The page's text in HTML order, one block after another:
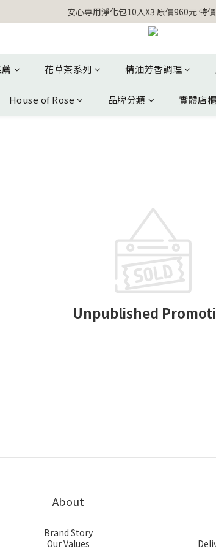
【官網獨家】首次消費 不限金額 即送 香遇熊
安心專用淨化包10入X3 原價960元 特
氣場淨化全系列 66折起
花草茶系列 精油芳香調理
House of Rose 品牌分類 實體店櫃
Unpublished
About
Brand Story
Our Values